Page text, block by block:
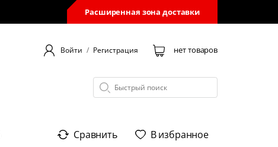
Расширенная зона доставки
Войти / Регистрация нет товаров
Сравнить В избранное